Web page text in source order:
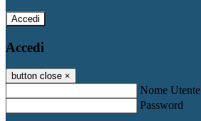
Accedi
Accedi
button close ×
Nome Utente
Password